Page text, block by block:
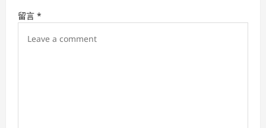
t
i
留言 *